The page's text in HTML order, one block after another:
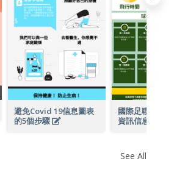
避免Covid 19信息圖表
的5個步驟
國際足聯卡塔
資訊信息圖表
See All